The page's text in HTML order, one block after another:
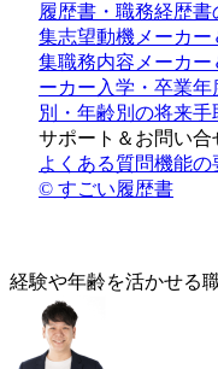
履歴書・職務経歴書
集志望動機メーカー
集職務内容メーカー
ーカー入学・卒業年
別・年齢別の将来手
サポート＆お問い合
よくある質問機能の
© すごい履歴書
経験や年齢を活かせる